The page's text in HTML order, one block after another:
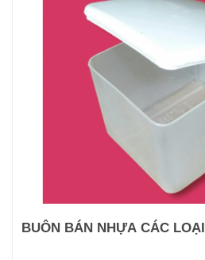
BUÔN BÁN NHỰA CÁC LOẠI